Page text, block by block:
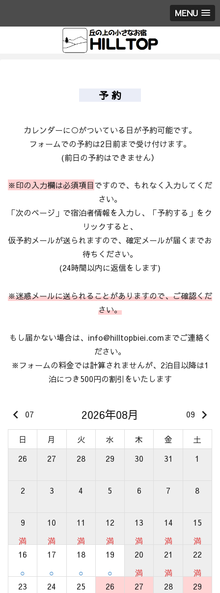
MENU
予 約
カレンダーに○がついている日が予約可能です。
フォームでの予約は2日前まで受け付けます。
(前日の予約はできません）
※印の入力欄は必須項目ですので、もれなく入力してくだ
さい。
「次のページ」で宿泊者情報を入力し、「予約する」をク
リックすると、
仮予約メールが送られますので、確定メールが届くまでお
待ちください。
(24時間以内に返信をします)
※迷惑メールに送られることがありますので、ご確認くだ
さい。
もし届かない場合は、info@hilltopbiei.comまでご連絡く
ださい。
※フォームの料金では計算されませんが、2泊目以降は1
泊につき500円の割引をいたします
keyboard_arrow_left 07 2026年08月 09 keyboard_arrow_right
日 月 火 水 木 金
土
26
27 28 29 30 31 1
2 3 4 5 6 7 8
9
満
10
満
11
満
12
満
13
満
14
満
15
満
16
○
17
○
18
○
19
○
20
満
21
満
22
満
23 24 25 26 27 28 29